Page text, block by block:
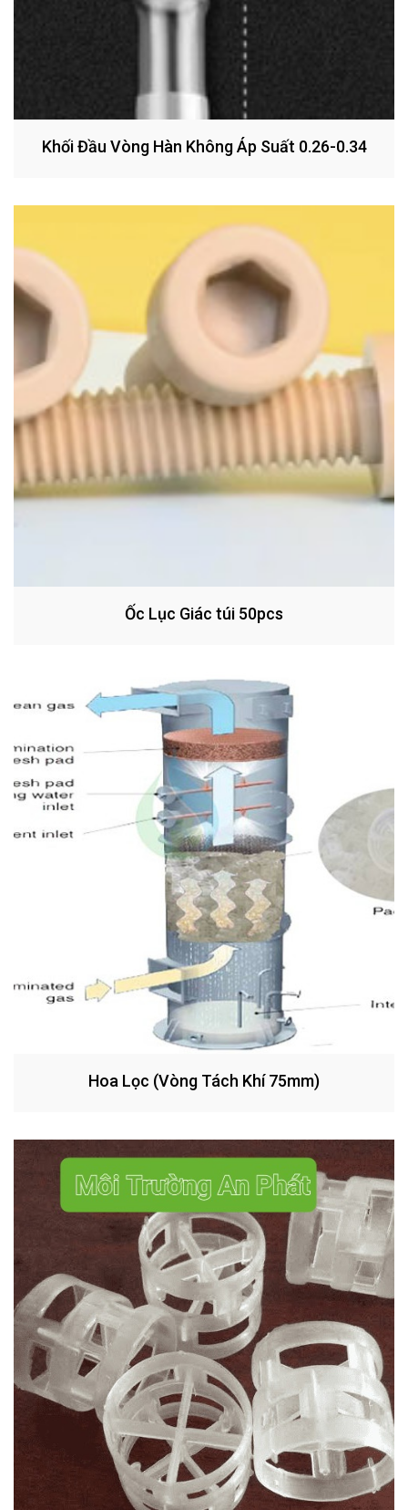
Khối Đầu Vòng Hàn Không Áp Suất 0.26-0.34
Ốc Lục Giác túi 50pcs
Hoa Lọc (Vòng Tách Khí 75mm)